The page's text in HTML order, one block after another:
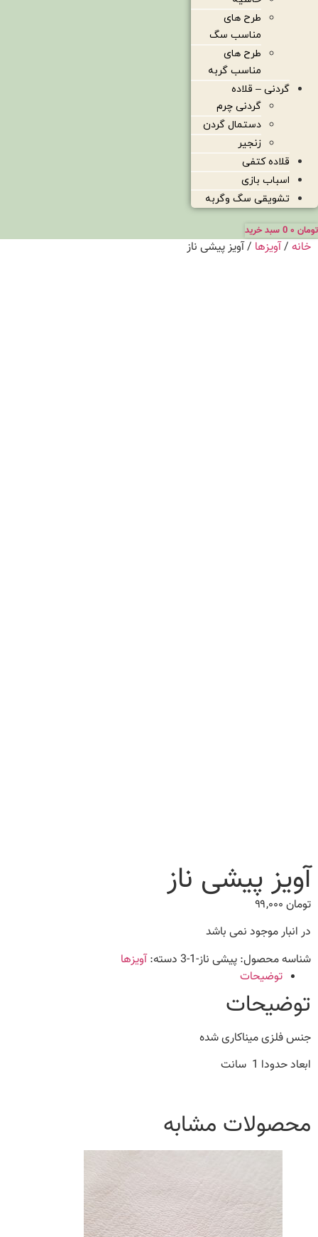
طرح های
مناسب سگ
طرح های
مناسب گربه
گردنی – قلاده
گردنی چرم
دستمال گردن
زنجیر
قلاده کتفی
اسباب بازی
تشویقی سگ وگربه
تومان 0 سبد خرید
خانه /آویزها / آویز پیشی ناز
آویز پیشی ناز
تومان
در انبار موجود نمی باشد
شناسه محصول: پیشی ناز-1-3 دسته:آویزها
توضیحات
توضیحات
جنس فلزی میناکاری شده
ابعاد حدودا 1 سانت
محصولات مشابه